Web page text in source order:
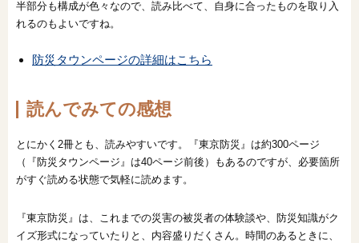
半部分も構成が色々なので、読み比べて、自身に合ったものを取り入
れるのもよいですね。
防災タウンページの詳細はこちら
読んでみての感想
とにかく2冊とも、読みやすいです。『東京防災』は約300ページ
（『防災タウンページ』は40ページ前後）もあるのですが、必要箇所
がすぐ読める状態で気軽に読めます。
『東京防災』は、これまでの災害の被災者の体験談や、防災知識がク
イズ形式になっていたりと、内容盛りだくさん。時間のあるときに、